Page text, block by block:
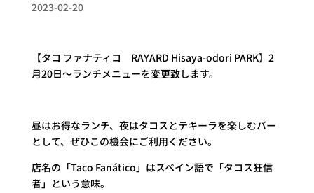
2023-02-20
【タコ ファナティコ RAYARD Hisaya-odori PARK】2
月20日～ランチメニューを変更致します。
昼はお得なランチ、夜はタコスとテキーラを楽しむバー
として、ぜひこの機会にご利用ください。
店名の「Taco Fanático」はスペイン語で「タコス狂信
者」という意味。